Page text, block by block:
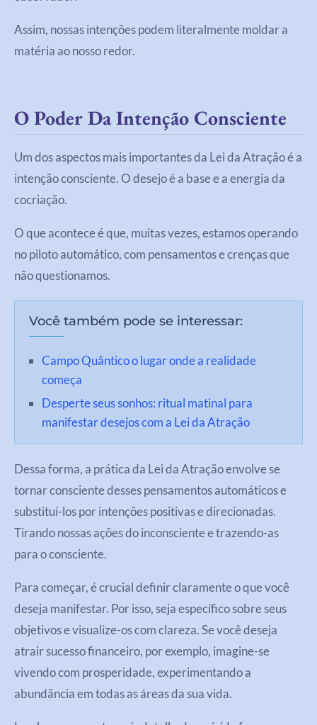
Assim, nossas intenções podem literalmente moldar a
matéria ao nosso redor.
O Poder Da Intenção Consciente
Um dos aspectos mais importantes da Lei da Atração é a
intenção consciente. O desejo é a base e a energia da
cocriação.
O que acontece é que, muitas vezes, estamos operando
no piloto automático, com pensamentos e crenças que
não questionamos.
Você também pode se interessar:
Campo Quântico o lugar onde a realidade
começa
Desperte seus sonhos: ritual matinal para
manifestar desejos com a Lei da Atração
Dessa forma, a prática da Lei da Atração envolve se
tornar consciente desses pensamentos automáticos e
substituí-los por intenções positivas e direcionadas.
Tirando nossas ações do inconsciente e trazendo-as
para o consciente.
Para começar, é crucial definir claramente o que você
deseja manifestar. Por isso, seja específico sobre seus
objetivos e visualize-os com clareza. Se você deseja
atrair sucesso financeiro, por exemplo, imagine-se
vivendo com prosperidade, experimentando a
abundância em todas as áreas da sua vida.